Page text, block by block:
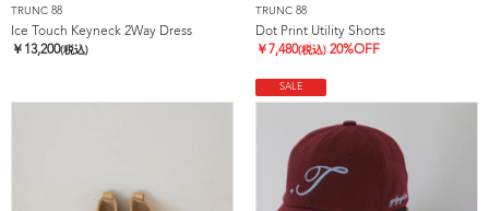
TRUNC 88
Ice Touch Keyneck 2Way Dress
￥ 13,200(税込)
TRUNC 88
Dot Print Utility Shorts
￥ 7,480(税込) 20%OFF
SALE